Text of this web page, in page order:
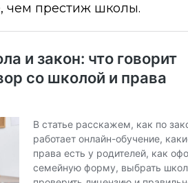
чем престиж школы.